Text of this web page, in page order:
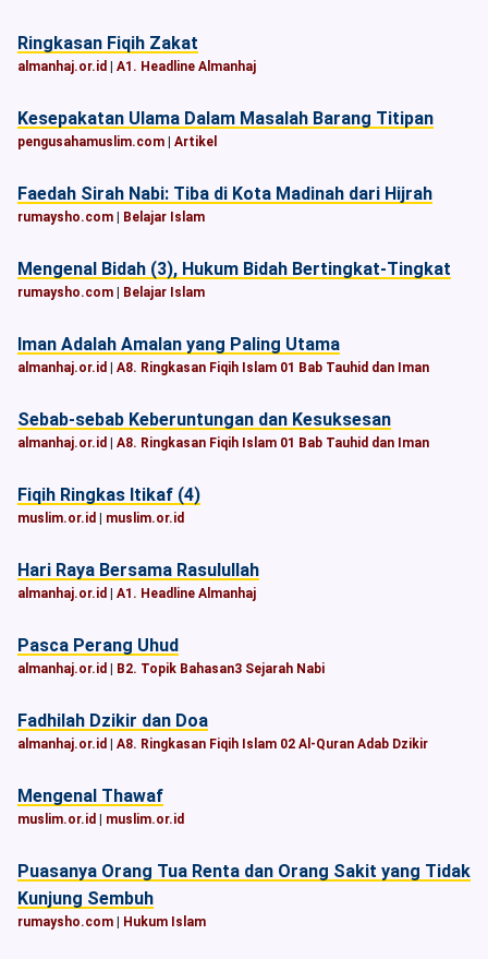
Ringkasan Fiqih Zakat
almanhaj.or.id A1. Headline Almanhaj
Kesepakatan Ulama Dalam Masalah Barang Titipan
pengusahamuslim.com Artikel
Faedah Sirah Nabi: Tiba di Kota Madinah dari Hijrah
rumaysho.com Belajar Islam
Mengenal Bidah (3), Hukum Bidah Bertingkat-Tingkat
rumaysho.com Belajar Islam
Iman Adalah Amalan yang Paling Utama
almanhaj.or.id A8. Ringkasan Fiqih Islam 01 Bab Tauhid dan Iman
Sebab-sebab Keberuntungan dan Kesuksesan
almanhaj.or.id A8. Ringkasan Fiqih Islam 01 Bab Tauhid dan Iman
Fiqih Ringkas Itikaf (4)
muslim.or.id muslim.or.id
Hari Raya Bersama Rasulullah
almanhaj.or.id A1. Headline Almanhaj
Pasca Perang Uhud
almanhaj.or.id B2. Topik Bahasan3 Sejarah Nabi
Fadhilah Dzikir dan Doa
almanhaj.or.id A8. Ringkasan Fiqih Islam 02 Al-Quran Adab Dzikir
Mengenal Thawaf
muslim.or.id muslim.or.id
Puasanya Orang Tua Renta dan Orang Sakit yang Tidak
Kunjung Sembuh
rumaysho.com Hukum Islam